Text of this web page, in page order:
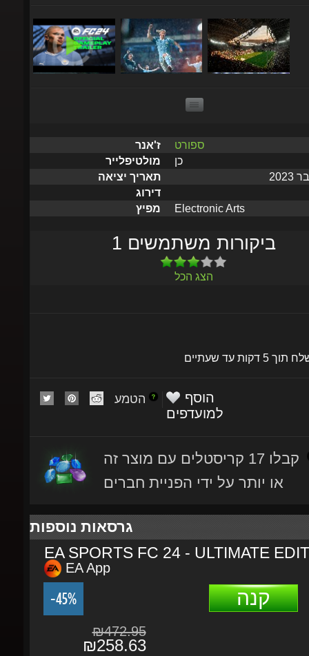
מולטיפלייר כן
תאריך יציאה
דירוג
מפיץ
1 ביקורות משתמשים
הצג הכל
למועדפים
או יותר על ידי הפניית חברים
EA SPORTS FC 24 - ULTIMATE
EA App
-45%
₪258.63
פרטים נוספים